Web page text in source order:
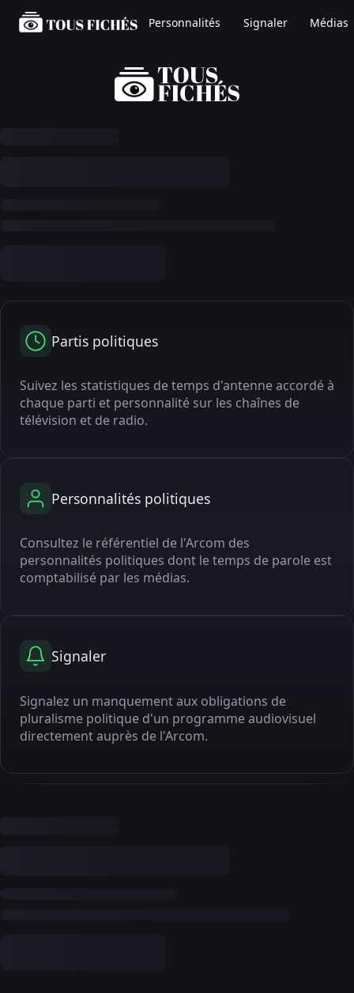
Personnalités Signaler Médias
Partis politiques
Suivez les statistiques de temps d'antenne accordé à
chaque parti et personnalité sur les chaînes de
télévision et de radio.
Personnalités politiques
Consultez le référentiel de l'Arcom des
personnalités politiques dont le temps de parole est
comptabilisé par les médias.
Signaler
Signalez un manquement aux obligations de
pluralisme politique d'un programme audiovisuel
directement auprès de l'Arcom.